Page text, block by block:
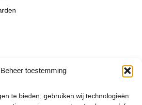
Beheer toestemming
te bieden, gebruiken wij technologieën